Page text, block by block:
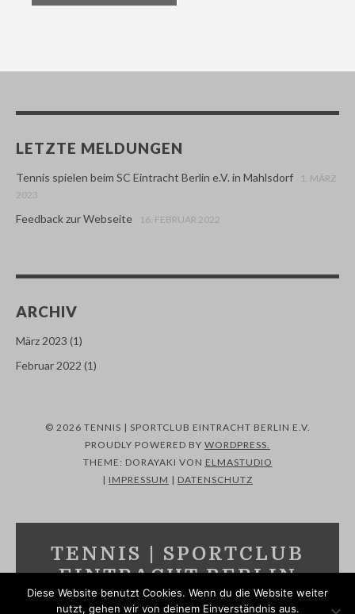
LETZTE MELDUNGEN
Tennis spielen beim SC Eintracht Berlin e.V. in Mahlsdorf
1. MÄRZ
2023
Feedback zur Webseite 16. FEBRUAR 2022
ARCHIV
März 2023 (1)
Februar 2022 (1)
© 2026 TENNIS | SPORTCLUB EINTRACHT BERLIN E.V.
PROUDLY POWERED BY WORDPRESS.
THEME: DORAYAKI VON ELMASTUDIO
| IMPRESSUM | DATENSCHUTZ
TENNIS | SPORTCLUB
EINTRACHT BERLIN
E.V.
Diese Website benutzt Cookies. Wenn du die Website weiter
nutzt, gehen wir von deinem Einverständnis aus.